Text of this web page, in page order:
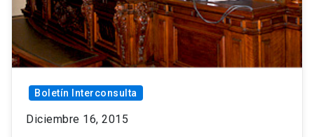
Boletín Interconsulta
Diciembre 16, 2015